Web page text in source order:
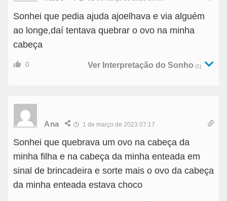
Sonhei que pedia ajuda ajoelhava e via alguém
ao longe,daí tentava quebrar o ovo na minha
cabeça
0 Ver Interpretação do Sonho (1)
Ana 1 de março de 2023 07:17
Sonhei que quebrava um ovo na cabeça da
minha filha e na cabeça da minha enteada em
sinal de brincadeira e sorte mais o ovo da cabeça
da minha enteada estava choco